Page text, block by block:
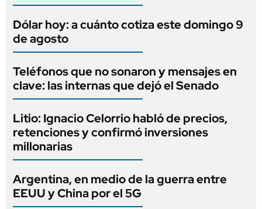
Dólar hoy: a cuánto cotiza este domingo 9
de agosto
Teléfonos que no sonaron y mensajes en
clave: las internas que dejó el Senado
Litio: Ignacio Celorrio habló de precios,
retenciones y confirmó inversiones
millonarias
Argentina, en medio de la guerra entre
EEUU y China por el 5G